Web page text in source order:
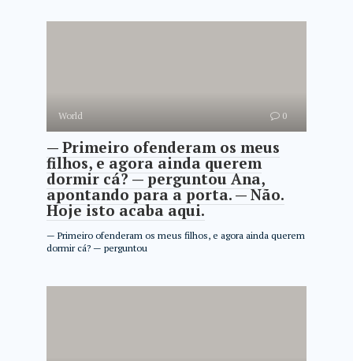
World 0
— Primeiro ofenderam os meus
filhos, e agora ainda querem
dormir cá? — perguntou Ana,
apontando para a porta. — Não.
Hoje isto acaba aqui.
— Primeiro ofenderam os meus filhos, e agora ainda querem
dormir cá? — perguntou